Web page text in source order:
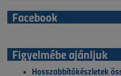
Facebook
Figyelmébe ajánljuk
Hosszabbítókészletek